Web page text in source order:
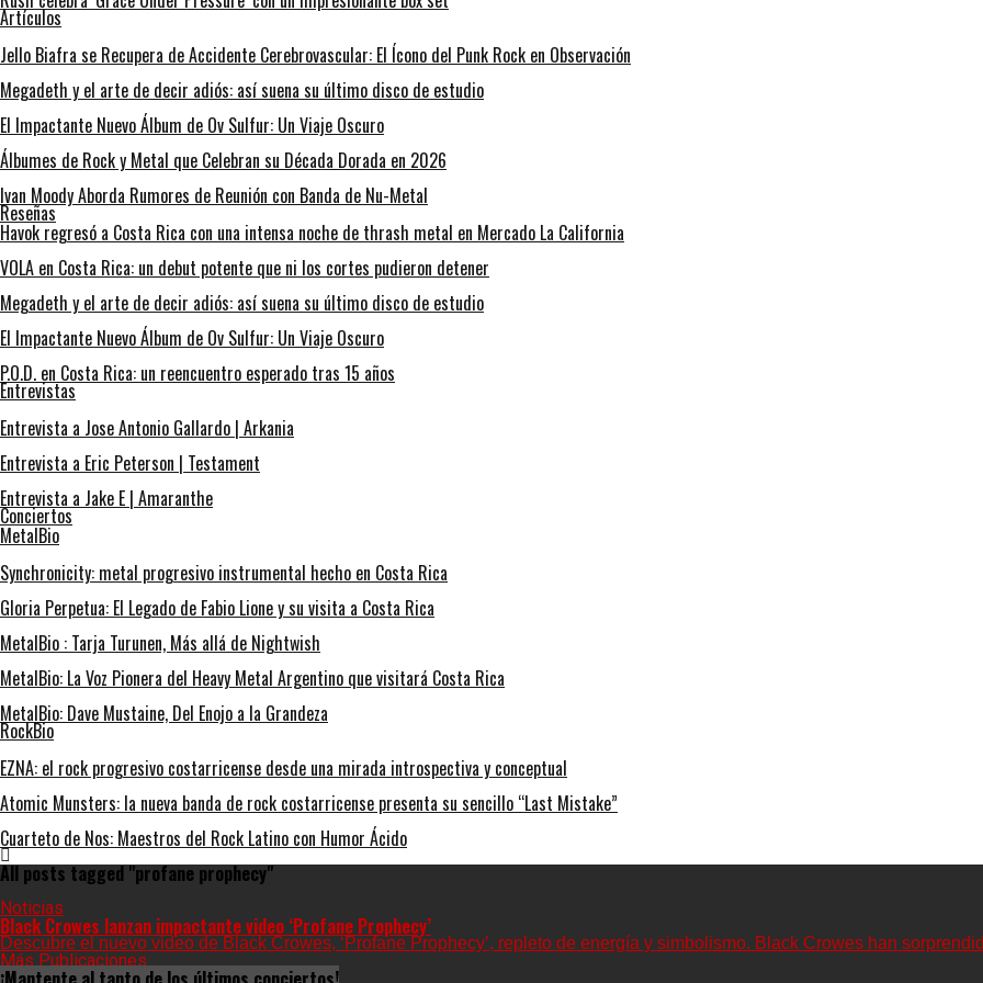
Artículos
Jello Biafra se Recupera de Accidente Cerebrovascular: El Ícono del Punk Rock en Observación
Megadeth y el arte de decir adiós: así suena su último disco de estudio
El Impactante Nuevo Álbum de Ov Sulfur: Un Viaje Oscuro
Álbumes de Rock y Metal que Celebran su Década Dorada en 2026
Ivan Moody Aborda Rumores de Reunión con Banda de Nu-Metal
Reseñas
Havok regresó a Costa Rica con una intensa noche de thrash metal en Mercado La California
VOLA en Costa Rica: un debut potente que ni los cortes pudieron detener
Megadeth y el arte de decir adiós: así suena su último disco de estudio
El Impactante Nuevo Álbum de Ov Sulfur: Un Viaje Oscuro
P.O.D. en Costa Rica: un reencuentro esperado tras 15 años
Entrevistas
Entrevista a Jose Antonio Gallardo | Arkania
Entrevista a Eric Peterson | Testament
Entrevista a Jake E | Amaranthe
Conciertos
MetalBio
Synchronicity: metal progresivo instrumental hecho en Costa Rica
Gloria Perpetua: El Legado de Fabio Lione y su visita a Costa Rica
MetalBio : Tarja Turunen, Más allá de Nightwish
MetalBio: La Voz Pionera del Heavy Metal Argentino que visitará Costa Rica
MetalBio: Dave Mustaine, Del Enojo a la Grandeza
RockBio
EZNA: el rock progresivo costarricense desde una mirada introspectiva y conceptual
Atomic Munsters: la nueva banda de rock costarricense presenta su sencillo “Last Mistake”
Cuarteto de Nos: Maestros del Rock Latino con Humor Ácido
All posts tagged "profane prophecy"
Noticias
Black Crowes lanzan impactante video ‘Profane Prophecy’
Descubre el nuevo video de Black Crowes, ‘Profane Prophecy’, repleto de energía y simbolismo. Black Crowes han
Más Publicaciones